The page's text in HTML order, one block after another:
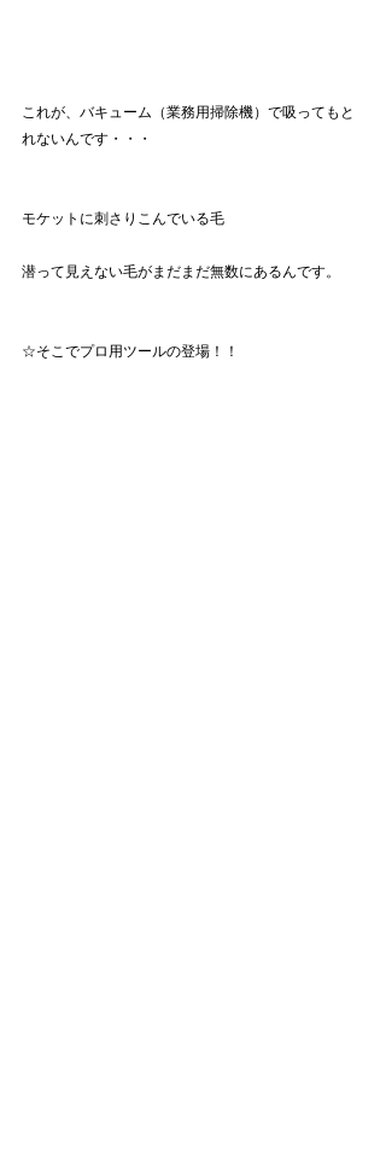
これが、バキューム（業務用掃除機）で吸ってもと
れないんです・・・
モケットに刺さりこんでいる毛
潜って見えない毛がまだまだ無数にあるんです。
☆そこでプロ用ツールの登場！！